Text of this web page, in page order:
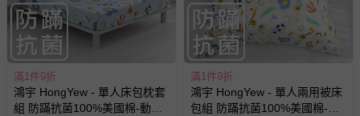
滿1件9折
鴻宇 HongYew - 單人床包枕套
組 防蹣抗菌100%美國棉-動物
滿1件9折
鴻宇 HongYew - 單人兩用被床
包組 防蹣抗菌100%美國棉-動